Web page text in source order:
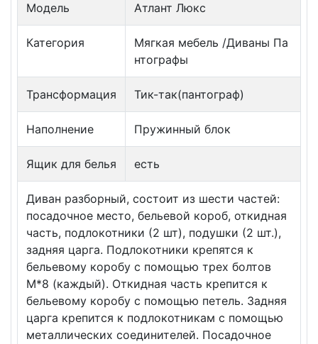
Модель Атлант Люкс
Категория
Мягкая мебель /Диваны Па
нтографы
Трансформация Тик-так(пантограф)
Наполнение Пружинный блок
Ящик для белья есть
Диван разборный, состоит из шести частей:
посадочное место, бельевой короб, откидная
часть, подлокотники (2 шт), подушки (2 шт.),
задняя царга. Подлокотники крепятся к
бельевому коробу с помощью трех болтов
М*8 (каждый). Откидная часть крепится к
бельевому коробу с помощью петель. Задняя
царга крепится к подлокотникам с помощью
металлических соединителей. Посадочное